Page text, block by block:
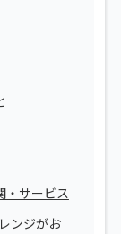
・サービス
ンジがお